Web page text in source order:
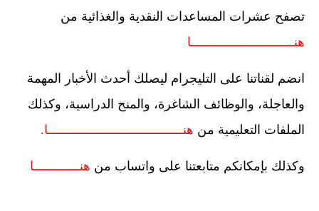
تصفح عشرات المساعدات النقدية والغذائية من
هنـــــــــــــــــــــــــــــا
انضم لقناتنا على التليجرام ليصلك أحدث الأخبار المهمة
والعاجلة، والوظائف الشاغرة، والمنح الدراسية، وكذلك
الملفات التعليمية من هنــــــــــــــــــــــــــــــــــــــا.
وكذلك بإمكانكم متابعتنا على واتساب من هنـــــــــــــا